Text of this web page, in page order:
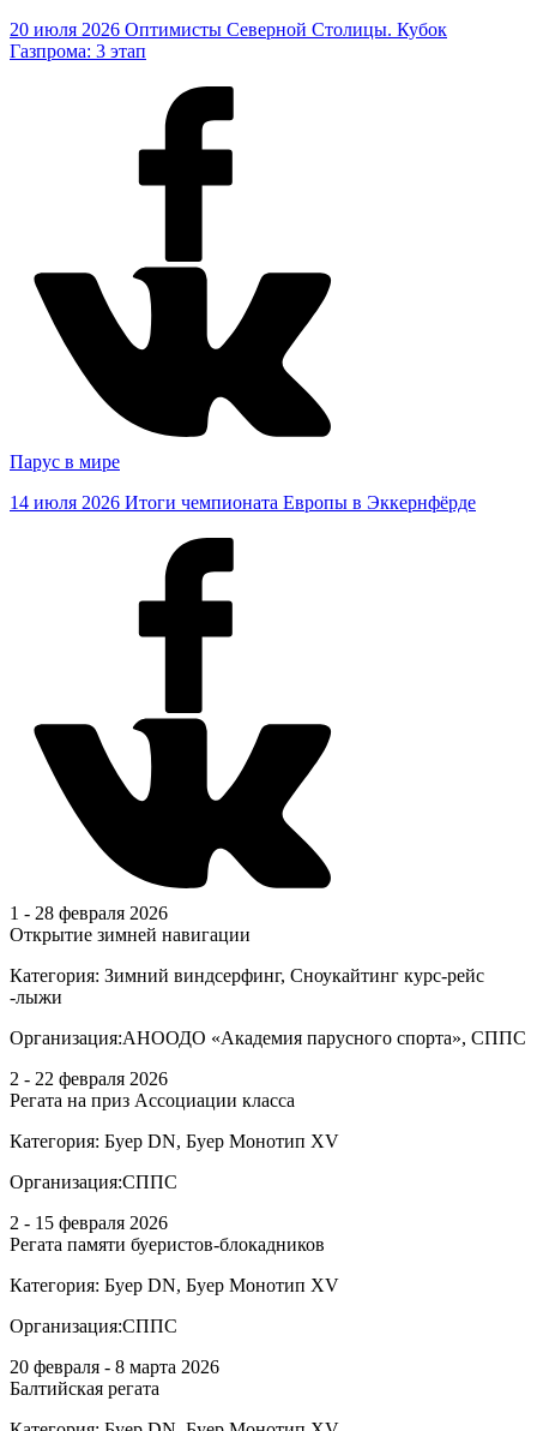
20 июля 2026 Оптимисты Северной Столицы. Кубок
Газпрома: 3 этап
Парус в мире
14 июля 2026 Итоги чемпионата Европы в Эккернфёрде
1 - 28 февраля 2026
Открытие зимней навигации
Категория: Зимний виндсерфинг, Сноукайтинг курс-рейс
-лыжи
Организация:АНООДО «Академия парусного спорта», СППС
2 - 22 февраля 2026
Регата на приз Ассоциации класса
Категория: Буер DN, Буер Монотип XV
Организация:СППС
2 - 15 февраля 2026
Регата памяти буеристов-блокадников
Категория: Буер DN, Буер Монотип XV
Организация:СППС
20 февраля - 8 марта 2026
Балтийская регата